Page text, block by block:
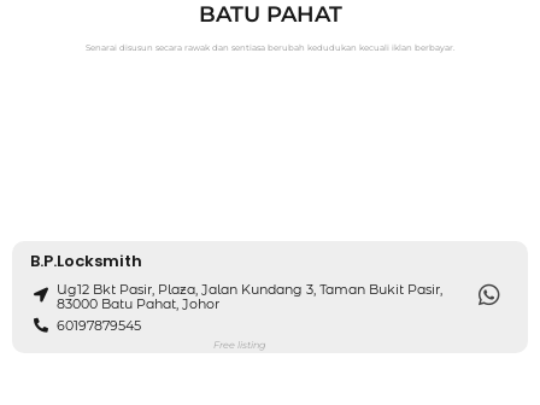
BATU PAHAT
Senarai disusun secara rawak dan sentiasa berubah kedudukan kecuali iklan berbayar.
B.P.Locksmith
Ug12 Bkt Pasir, Plaza, Jalan Kundang 3, Taman Bukit Pasir,
83000 Batu Pahat, Johor
60197879545
Free listing